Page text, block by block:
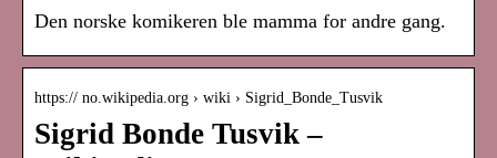
Den norske komikeren ble mamma for andre gang.
https:// no.wikipedia.org › wiki › Sigrid_Bonde_Tusvik
Sigrid Bonde Tusvik –